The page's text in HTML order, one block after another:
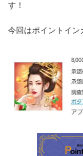
す！
今回はポイントイン